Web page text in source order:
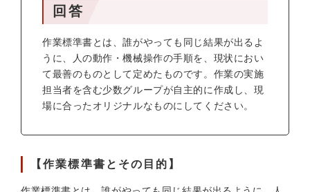
回答
作業標準書とは、誰がやっても同じ結果が出るよ
うに、人の動作・機械操作の手順を、現状におい
て最善のものとして定めたものです。作業の実施
担当者を含む少数グループが自主的に作成し、現
場に合ったオリジナルなものにしてください。
【作業標準書とその目的】